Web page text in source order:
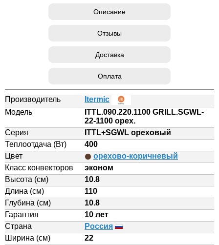
Описание
Отзывы
Доставка
Оплата
Производитель
Itermic
Модель
ITTL.090.220.1100 GRILL.SGWL-
22-1100 орех.
Серия
ITTL+SGWL ореховый
Теплоотдача (Вт)
400
Цвет
орехово-коричневый
Класс конвекторов
эконом
Высота (см)
10.8
Длина (см)
110
Глубина (см)
10.8
Гарантия
10 лет
Страна
Россия
Ширина (см)
22